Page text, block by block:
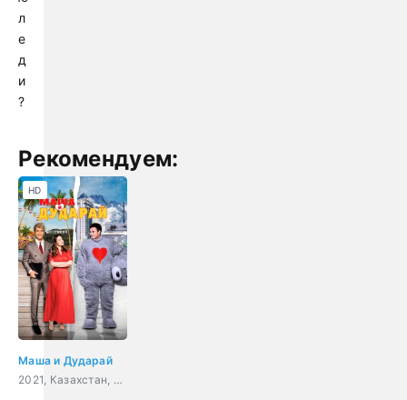
л
е
д
и
?
Рекомендуем:
Маша и Дударай
2021, Казахстан, мелодрама, комедия
HD